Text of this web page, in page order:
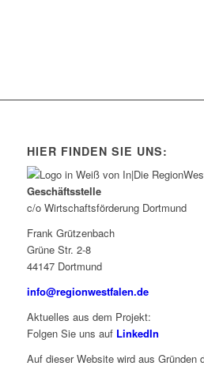
HIER FINDEN SIE UNS:
Geschäftsstelle
c/o Wirtschaftsförderung Dortmund
Frank Grützenbach
Grüne Str. 2-8
44147 Dortmund
info@regionwestfalen.de
Aktuelles aus dem Projekt:
Folgen Sie uns auf LinkedIn
Auf dieser Website wird aus Gründen